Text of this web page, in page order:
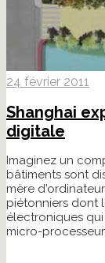
24 février 2011
Shanghai
digitale
Imaginez un
bâtiments sont
mère
piétonniers dont
électroniques
micro-processeur